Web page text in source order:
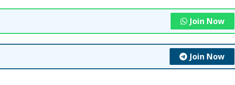
Join Now
Join Now